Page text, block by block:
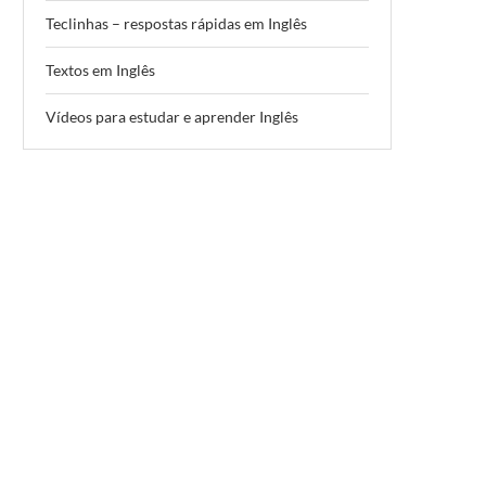
Teclinhas – respostas rápidas em Inglês
Textos em Inglês
Vídeos para estudar e aprender Inglês